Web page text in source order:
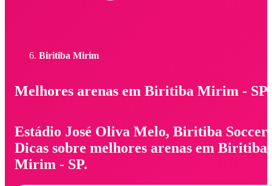
Biritiba Mirim
Melhores arenas em Biritiba Mirim - SP
Estádio José Oliva Melo, Biritiba Soccer.
Dicas sobre melhores arenas em Biritiba
Mirim - SP.